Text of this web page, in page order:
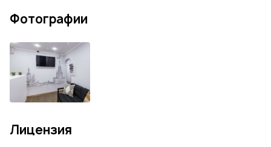
Фотографии
Лицензия